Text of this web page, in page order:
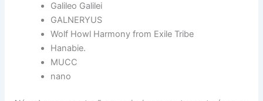
Galileo Galilei
GALNERYUS
Wolf Howl Harmony from Exile Tribe
Hanabie.
MUCC
nano